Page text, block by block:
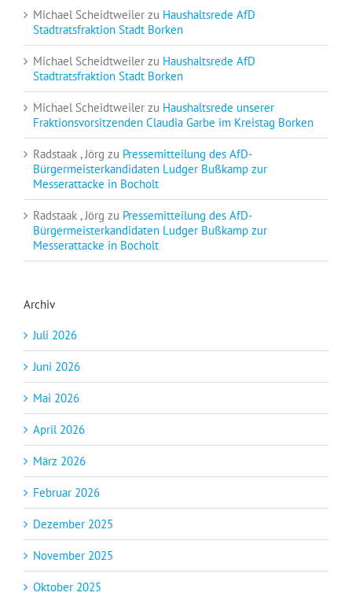
Michael Scheidtweiler zu Haushaltsrede AfD
Stadtratsfraktion Stadt Borken
Michael Scheidtweiler zu Haushaltsrede AfD
Stadtratsfraktion Stadt Borken
Michael Scheidtweiler zu Haushaltsrede unserer
Fraktionsvorsitzenden Claudia Garbe im Kreistag Borken
Radstaak , Jörg zu Pressemitteilung des AfD-
Bürgermeisterkandidaten Ludger Bußkamp zur
Messerattacke in Bocholt
Radstaak , Jörg zu Pressemitteilung des AfD-
Bürgermeisterkandidaten Ludger Bußkamp zur
Messerattacke in Bocholt
Archiv
Juli 2026
Juni 2026
Mai 2026
April 2026
März 2026
Februar 2026
Dezember 2025
November 2025
Oktober 2025